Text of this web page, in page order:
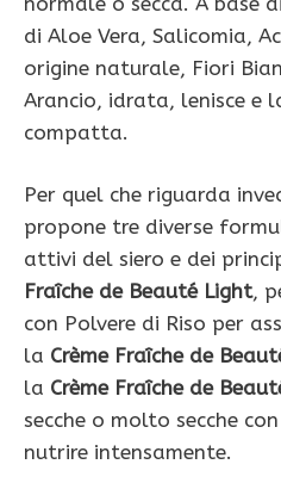
di Aloe Vera, Salicomia,
origine naturale, Fiori
Arancio, idrata, lenisce e
compatta.
Per quel che riguarda
propone tre diverse
attivi del siero e dei
Fraîche de Beauté Light,
con Polvere di Riso per
la Crème Fraîche de
la Crème Fraîche de
secche o molto secche
nutrire intensamente.